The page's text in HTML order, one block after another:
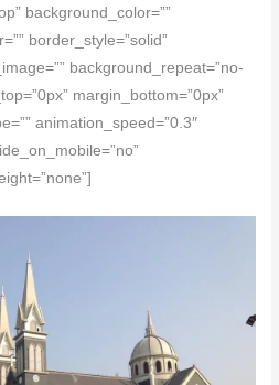
background_color=””
border_style=”solid”
background_repeat=”no-
margin_bottom=”0px”
animation_speed=”0.3″